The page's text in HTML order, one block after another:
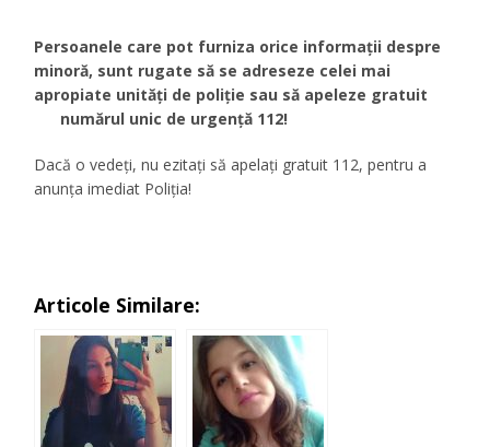
Persoanele care pot furniza orice informaţii despre
minoră, sunt rugate să se adreseze celei mai
apropiate unităţi de poliţie sau să apeleze gratuit
numărul unic de urgenţă 112!
Dacă o vedeţi, nu ezitaţi să apelaţi gratuit 112, pentru a
anunţa imediat Poliţia!
Articole Similare: